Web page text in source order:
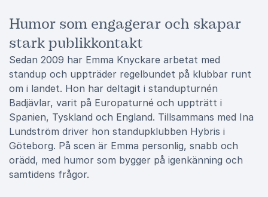
Humor som engagerar och skapar
stark publikkontakt
Sedan 2009 har Emma Knyckare arbetat med
standup och uppträder regelbundet på klubbar runt
om i landet. Hon har deltagit i standupturnén
Badjävlar, varit på Europaturné och uppträtt i
Spanien, Tyskland och England. Tillsammans med Ina
Lundström driver hon standupklubben Hybris i
Göteborg. På scen är Emma personlig, snabb och
orädd, med humor som bygger på igenkänning och
samtidens frågor.